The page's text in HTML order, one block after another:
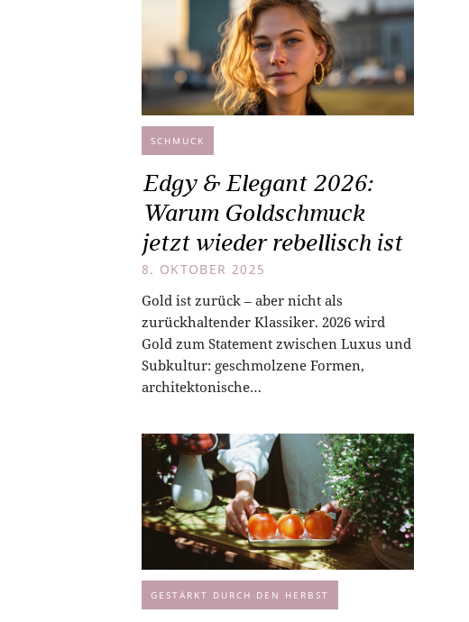
SCHMUCK
Edgy & Elegant 2026:
Warum Goldschmuck
jetzt wieder rebellisch ist
8. OKTOBER 2025
Gold ist zurück – aber nicht als
zurückhaltender Klassiker. 2026 wird
Gold zum Statement zwischen Luxus und
Subkultur: geschmolzene Formen,
architektonische…
GESTÄRKT DURCH DEN HERBST